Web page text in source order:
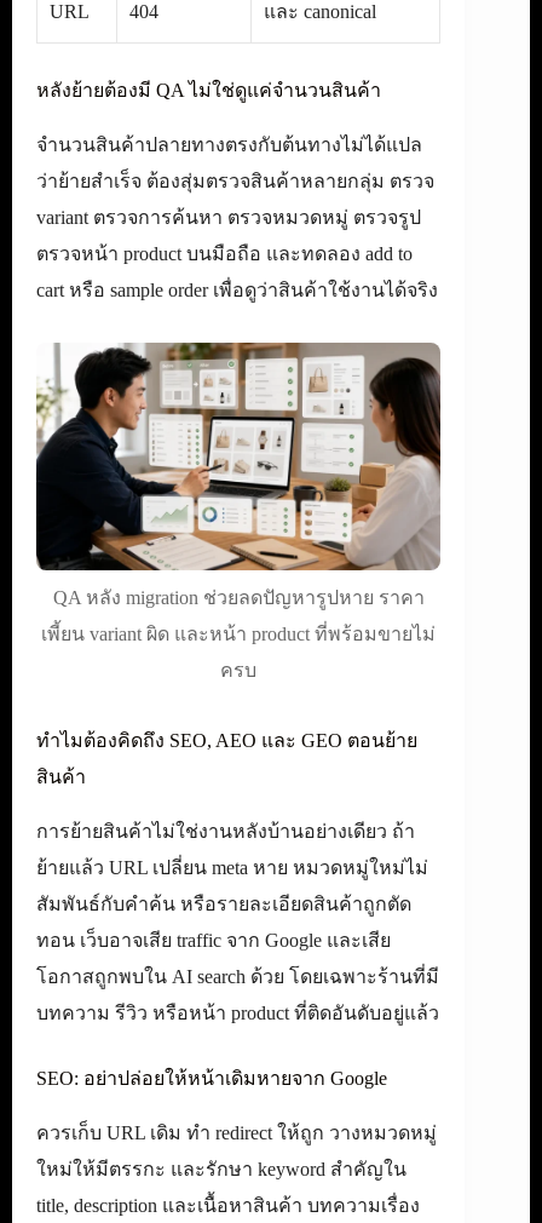
URL
404
และ canonical
หลังย้ายต้องมี QA ไม่ใช่ดูแค่จำนวนสินค้า
จำนวนสินค้าปลายทางตรงกับต้นทางไม่ได้แปล
ว่าย้ายสำเร็จ ต้องสุ่มตรวจสินค้าหลายกลุ่ม ตรวจ
variant ตรวจการค้นหา ตรวจหมวดหมู่ ตรวจรูป
ตรวจหน้า product บนมือถือ และทดลอง add to
cart หรือ sample order เพื่อดูว่าสินค้าใช้งานได้จริง
QA หลัง migration ช่วยลดปัญหารูปหาย ราคา
เพี้ยน variant ผิด และหน้า product ที่พร้อมขายไม่
ครบ
ทำไมต้องคิดถึง SEO, AEO และ GEO ตอนย้าย
สินค้า
การย้ายสินค้าไม่ใช่งานหลังบ้านอย่างเดียว ถ้า
ย้ายแล้ว URL เปลี่ยน meta หาย หมวดหมู่ใหม่ไม่
สัมพันธ์กับคำค้น หรือรายละเอียดสินค้าถูกตัด
ทอน เว็บอาจเสีย traffic จาก Google และเสีย
โอกาสถูกพบใน AI search ด้วย โดยเฉพาะร้านที่มี
บทความ รีวิว หรือหน้า product ที่ติดอันดับอยู่แล้ว
SEO: อย่าปล่อยให้หน้าเดิมหายจาก Google
ควรเก็บ URL เดิม ทำ redirect ให้ถูก วางหมวดหมู่
ใหม่ให้มีตรรกะ และรักษา keyword สำคัญใน
title, description และเนื้อหาสินค้า บทความเรื่อง